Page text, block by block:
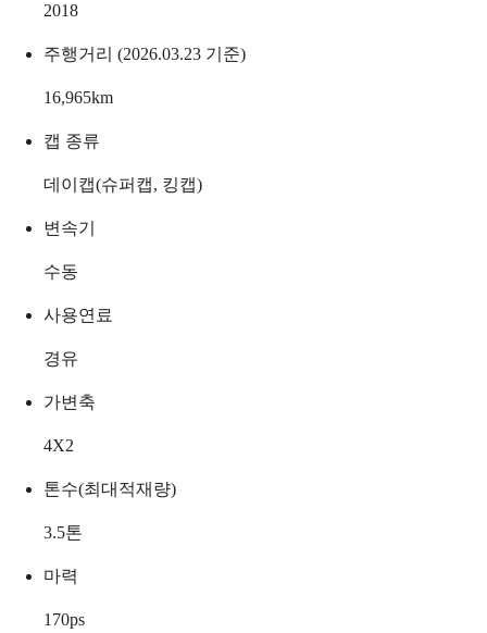
2018
주행거리 (2026.03.23 기준)
16,965km
캡 종류
데이캡(슈퍼캡, 킹캡)
변속기
수동
사용연료
경유
가변축
4X2
톤수(최대적재량)
3.5톤
마력
170ps